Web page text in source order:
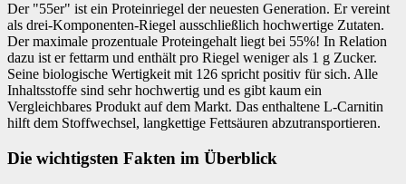
Der "55er" ist ein Proteinriegel der neuesten Generation. Er vereint
als drei-Komponenten-Riegel ausschließlich hochwertige Zutaten.
Der maximale prozentuale Proteingehalt liegt bei 55%! In Relation
dazu ist er fettarm und enthält pro Riegel weniger als 1 g Zucker.
Seine biologische Wertigkeit mit 126 spricht positiv für sich. Alle
Inhaltsstoffe sind sehr hochwertig und es gibt kaum ein
Vergleichbares Produkt auf dem Markt. Das enthaltene L-Carnitin
hilft dem Stoffwechsel, langkettige Fettsäuren abzutransportieren.
Die wichtigsten Fakten im Überblick